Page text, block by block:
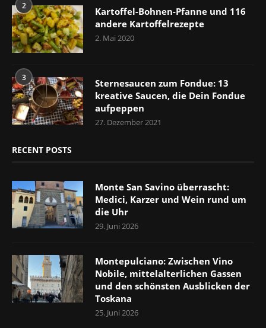
2
Kartoffel-Bohnen-Pfanne und 116
andere Kartoffelrezepte
2. Mai 2020
3
Sternesaucen zum Fondue: 13
kreative Saucen, die Dein Fondue
aufpeppen
27. Dezember 2021
RECENT POSTS
Monte San Savino überrascht:
Medici, Karzer und Wein rund um
die Uhr
29. Juni 2026
Montepulciano: Zwischen Vino
Nobile, mittelalterlichen Gassen
und den schönsten Ausblicken der
Toskana
25. Juni 2026